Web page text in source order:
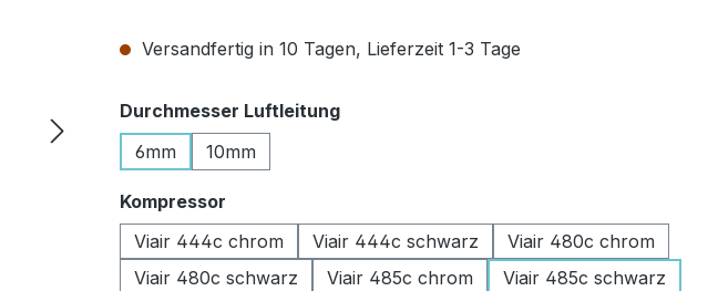
Versandfertig in 10 Tagen, Lieferzeit 1-3 Tage
Durchmesser Luftleitungauswählen
6mm
10mm
Kompressor
Viair 444c chrom
Viair 444c schwarz
Viair 480c chrom
Viair 480c schwarz
Viair 485c chrom Viair 485c schwarz